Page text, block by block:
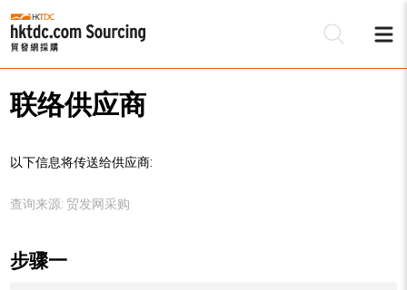
联络供应商
以下信息将传送给供应商:
查询来源: 贸发网采购
步骤一